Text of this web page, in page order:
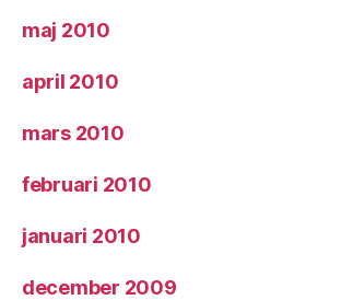
maj 2010
april 2010
mars 2010
februari 2010
januari 2010
december 2009